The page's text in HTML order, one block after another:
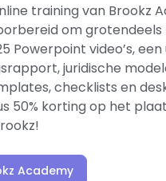
training van Brookz
om grotendeels
Powerpoint video’s,
juridische
checklists en
50% korting op het
Academy